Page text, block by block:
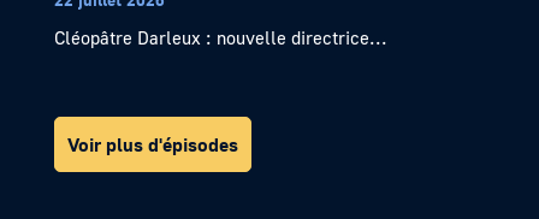
Cléopâtre Darleux : nouvelle directrice...
Voir plus d'épisodes